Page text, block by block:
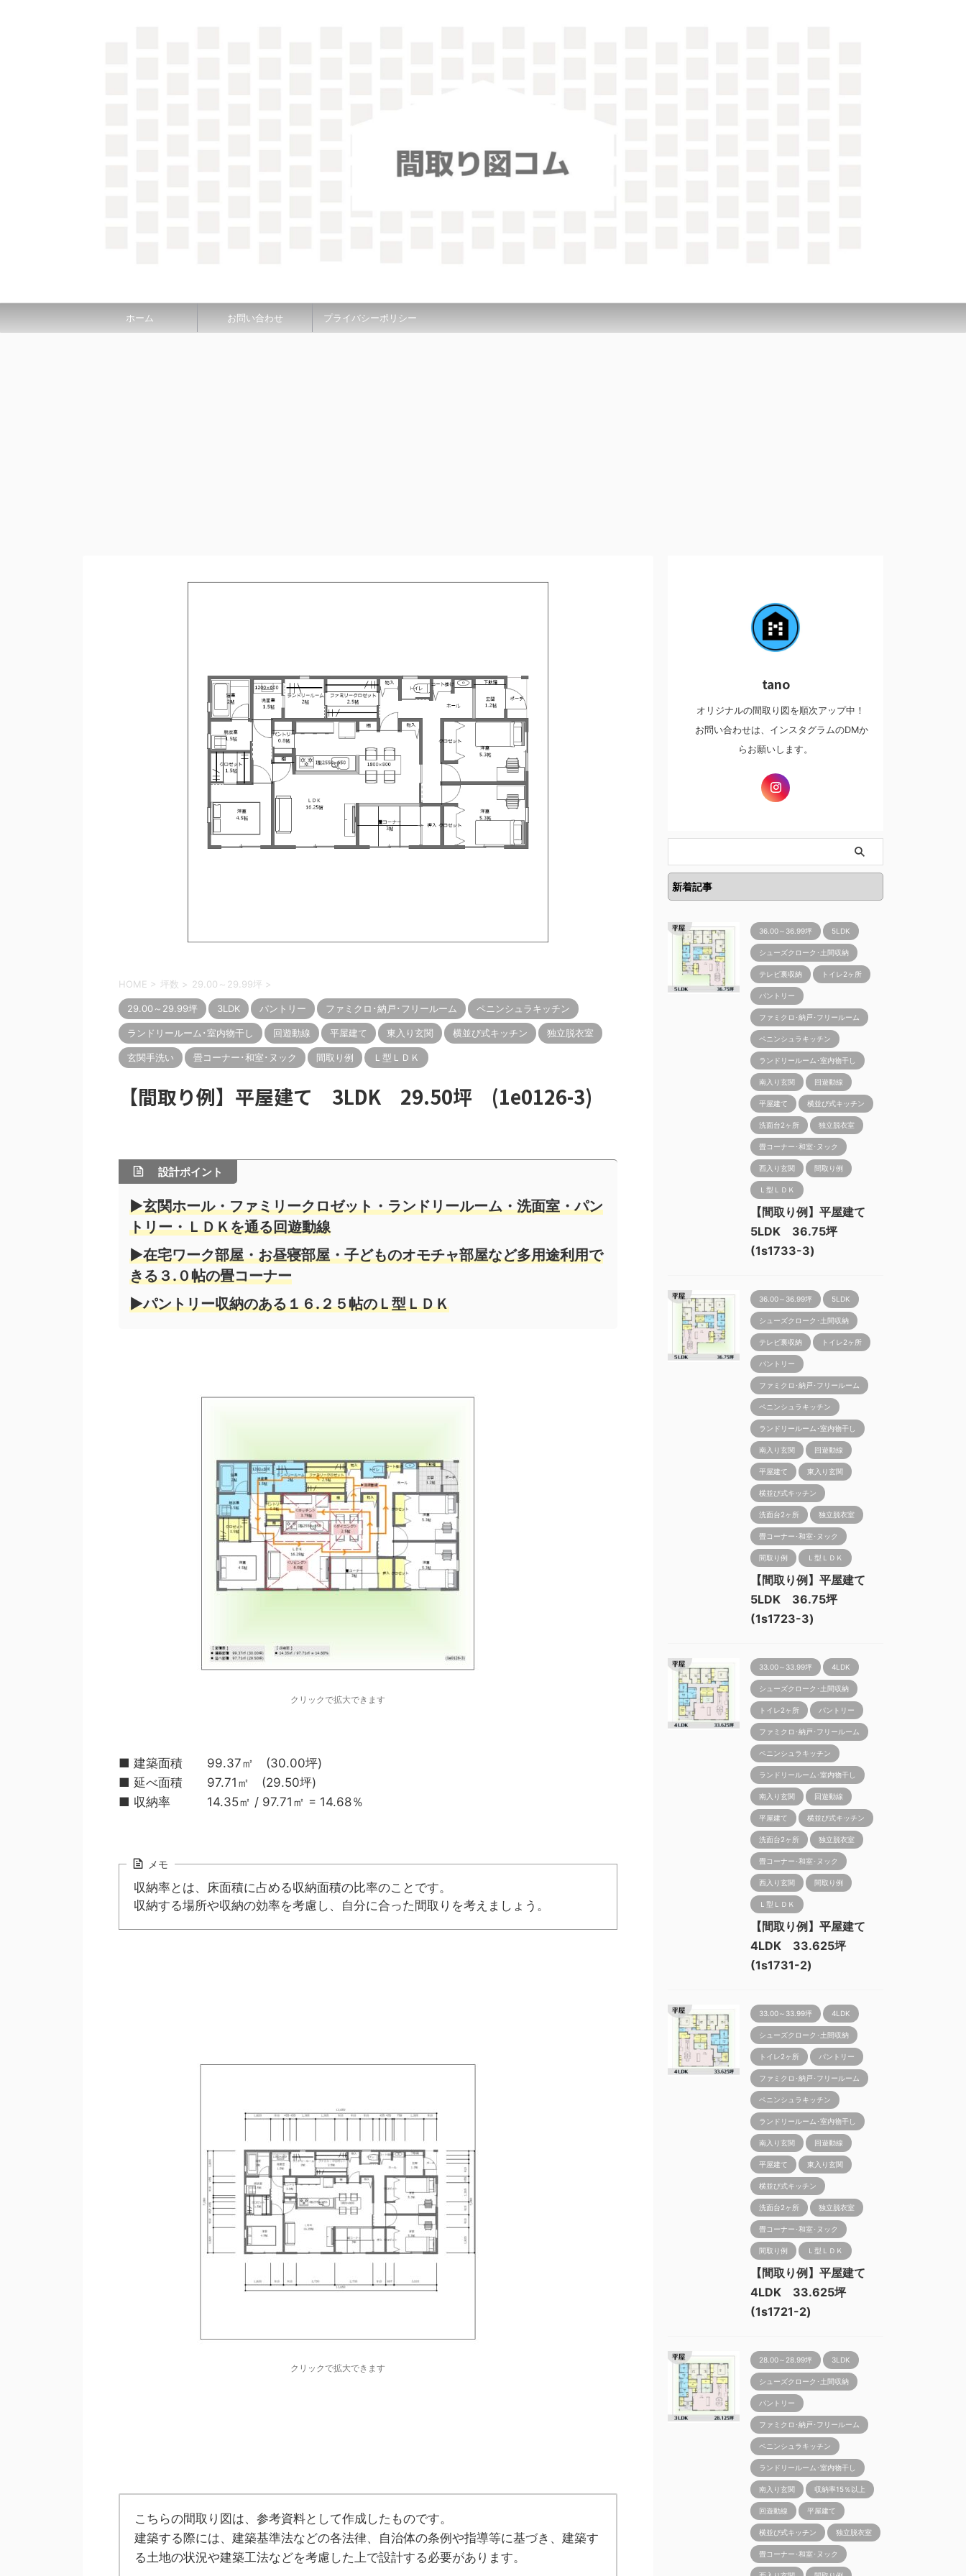
ホーム お問い合わせ プライバシーポリシー
HOME > 坪数 > 29.00～29.99坪 >
29.00～29.99坪 3LDK パントリー ファミクロ･納戸･フリールーム ペニンシュラキッチン
ランドリールーム･室内物干し 回遊動線 平屋建て 東入り玄関 横並び式キッチン 独立脱衣室
玄関手洗い 畳コーナー･和室･ヌック 間取り例 Ｌ型ＬＤＫ
【間取り例】平屋建て 3LDK 29.50坪 (1e0126-3)
設計ポイント
▶玄関ホール・ファミリークロゼット・ランドリールーム・洗面室・パン
トリー・ＬＤＫを通る回遊動線
▶在宅ワーク部屋・お昼寝部屋・子どものオモチャ部屋など多用途利用で
きる３.０帖の畳コーナー
▶パントリー収納のある１６.２５帖のＬ型ＬＤＫ
クリックで拡大できます
■ 建築面積 99.37㎡ (30.00坪)
■ 延べ面積 97.71㎡ (29.50坪)
■ 収納率 14.35㎡ / 97.71㎡ = 14.68％
メモ
収納率とは、床面積に占める収納面積の比率のことです。
収納する場所や収納の効率を考慮し、自分に合った間取りを考えましょう。
クリックで拡大できます
こちらの間取り図は、参考資料として作成したものです。
建築する際には、建築基準法などの各法律、自治体の条例や指導等に基づき、建築す
る土地の状況や建築工法などを考慮した上で設計する必要があります。
tano
オリジナルの間取り図を順次アップ中！
お問い合わせは、インスタグラムのDMか
らお願いします。
新着記事
36.00～36.99坪 5LDK
シューズクローク･土間収納
テレビ裏収納 トイレ2ヶ所
パントリー
ファミクロ･納戸･フリールーム
ペニンシュラキッチン
ランドリールーム･室内物干し
南入り玄関 回遊動線
平屋建て 横並び式キッチン
洗面台2ヶ所 独立脱衣室
畳コーナー･和室･ヌック
西入り玄関 間取り例
Ｌ型ＬＤＫ
【間取り例】平屋建て
5LDK 36.75坪
(1s1733-3)
36.00～36.99坪 5LDK
シューズクローク･土間収納
テレビ裏収納 トイレ2ヶ所
パントリー
ファミクロ･納戸･フリールーム
ペニンシュラキッチン
ランドリールーム･室内物干し
南入り玄関 回遊動線
平屋建て 東入り玄関
横並び式キッチン
洗面台2ヶ所 独立脱衣室
畳コーナー･和室･ヌック
間取り例 Ｌ型ＬＤＫ
【間取り例】平屋建て
5LDK 36.75坪
(1s1723-3)
33.00～33.99坪 4LDK
シューズクローク･土間収納
トイレ2ヶ所 パントリー
ファミクロ･納戸･フリールーム
ペニンシュラキッチン
ランドリールーム･室内物干し
南入り玄関 回遊動線
平屋建て 横並び式キッチン
洗面台2ヶ所 独立脱衣室
畳コーナー･和室･ヌック
西入り玄関 間取り例
Ｌ型ＬＤＫ
【間取り例】平屋建て
4LDK 33.625坪
(1s1731-2)
33.00～33.99坪 4LDK
シューズクローク･土間収納
トイレ2ヶ所 パントリー
ファミクロ･納戸･フリールーム
ペニンシュラキッチン
ランドリールーム･室内物干し
南入り玄関 回遊動線
平屋建て 東入り玄関
横並び式キッチン
洗面台2ヶ所 独立脱衣室
畳コーナー･和室･ヌック
間取り例 Ｌ型ＬＤＫ
【間取り例】平屋建て
4LDK 33.625坪
(1s1721-2)
28.00～28.99坪 3LDK
シューズクローク･土間収納
パントリー
ファミクロ･納戸･フリールーム
ペニンシュラキッチン
ランドリールーム･室内物干し
南入り玄関 収納率15％以上
回遊動線 平屋建て
横並び式キッチン 独立脱衣室
畳コーナー･和室･ヌック